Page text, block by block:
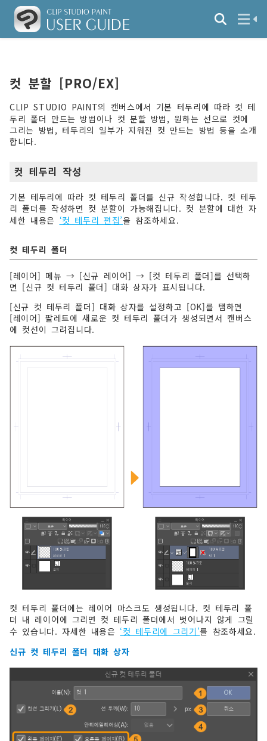
컷 분할 [PRO/EX]
CLIP STUDIO PAINT의 캔버스에서 기본 테두리에 따라 컷 테
두리 폴더 만드는 방법이나 컷 분할 방법, 원하는 선으로 컷에
그리는 방법, 테두리의 일부가 지워진 컷 만드는 방법 등을 소개
합니다.
컷 테두리 작성
기본 테두리에 따라 컷 테두리 폴더를 신규 작성합니다. 컷 테두
리 폴더를 작성하면 컷 분할이 가능해집니다. 컷 분할에 대한 자
세한 내용은 ‘컷 테두리 편집’을 참조하세요.
컷 테두리 폴더
[레이어] 메뉴 → [신규 레이어] → [컷 테두리 폴더]를 선택하
면 [신규 컷 테두리 폴더] 대화 상자가 표시됩니다.
[신규 컷 테두리 폴더] 대화 상자를 설정하고 [OK]를 탭하면
[레이어] 팔레트에 새로운 컷 테두리 폴더가 생성되면서 캔버스
에 컷선이 그려집니다.
컷 테두리 폴더에는 레이어 마스크도 생성됩니다. 컷 테두리 폴
더 내 레이어에 그리면 컷 테두리 폴더에서 벗어나지 않게 그릴
수 있습니다. 자세한 내용은 ‘컷 테두리에 그리기’를 참조하세요.
신규 컷 테두리 폴더 대화 상자